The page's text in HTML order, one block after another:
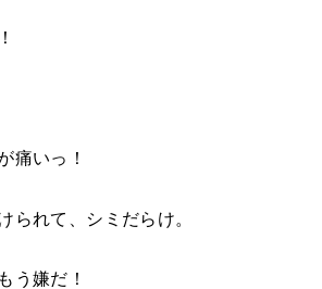
痛いっ！
られて、シミだらけ。
う嫌だ！